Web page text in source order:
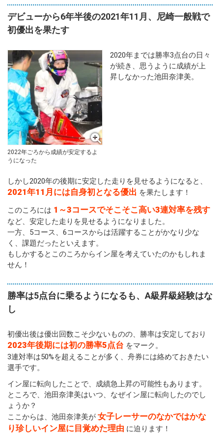
デビューから6年半後の2021年11月、尼崎一般戦で
初優出を果たす
2022年ごろから成績が安定するよ
うになった
2020年までは勝率3点台の日々
が続き、思うように成績が上
昇しなかった池田奈津美。
しかし2020年の後期に安定した走りを見せるようになると、
2021年11月には自身初となる優出 を果たします！
このころには 1～3コースでそこそこ高い3連対率を残す
など、安定した走りを見せるようになりました。
一方、5コース、6コースからは活躍することがかなり少な
く、課題だったといえます。
もしかするとこのころからイン屋を考えていたのかもしれま
せん！
勝率は5点台に乗るようになるも、A級昇級経験はな
し
初優出後は優出回数こそ少ないものの、勝率は安定しており
2023年後期には初の勝率5点台 をマーク。
3連対率は50%を超えることが多く、舟券には絡めておきたい
選手です。
イン屋に転向したことで、成績急上昇の可能性もあります。
ところで、池田奈津美はいつ、なぜイン屋に転向したのでし
ょうか？
ここからは、池田奈津美が 女子レーサーのなかではかな
り珍しいイン屋に目覚めた理由 に迫ります！